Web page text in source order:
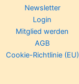
Newsletter
Login
Mitglied werden
AGB
Cookie-Richtlinie (EU)